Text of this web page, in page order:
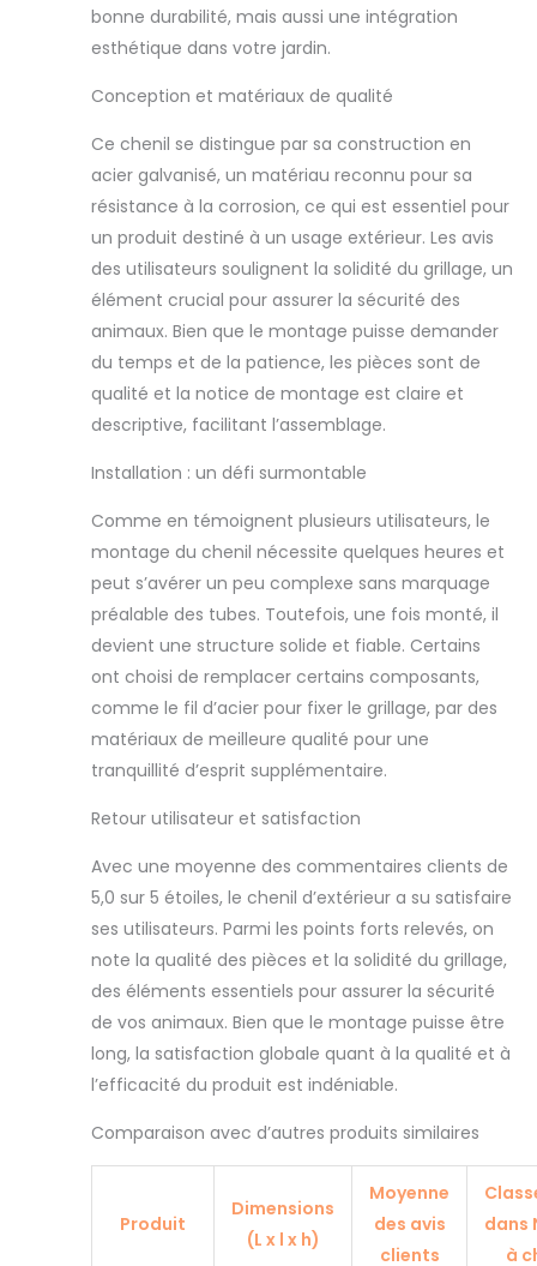
bonne durabilité, mais aussi une intégration
esthétique dans votre jardin.
Conception et matériaux de qualité
Ce chenil se distingue par sa construction en
acier galvanisé, un matériau reconnu pour sa
résistance à la corrosion, ce qui est essentiel pour
un produit destiné à un usage extérieur. Les avis
des utilisateurs soulignent la solidité du grillage, un
élément crucial pour assurer la sécurité des
animaux. Bien que le montage puisse demander
du temps et de la patience, les pièces sont de
qualité et la notice de montage est claire et
descriptive, facilitant l’assemblage.
Installation : un défi surmontable
Comme en témoignent plusieurs utilisateurs, le
montage du chenil nécessite quelques heures et
peut s’avérer un peu complexe sans marquage
préalable des tubes. Toutefois, une fois monté, il
devient une structure solide et fiable. Certains
ont choisi de remplacer certains composants,
comme le fil d’acier pour fixer le grillage, par des
matériaux de meilleure qualité pour une
tranquillité d’esprit supplémentaire.
Retour utilisateur et satisfaction
Avec une moyenne des commentaires clients de
5,0 sur 5 étoiles, le chenil d’extérieur a su satisfaire
ses utilisateurs. Parmi les points forts relevés, on
note la qualité des pièces et la solidité du grillage,
des éléments essentiels pour assurer la sécurité
de vos animaux. Bien que le montage puisse être
long, la satisfaction globale quant à la qualité et à
l’efficacité du produit est indéniable.
Comparaison avec d’autres produits similaires
Produit
Dimensions
(L x l x h)
Moyenne
des avis
clients
dans
à